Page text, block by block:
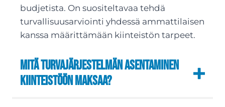
budjetista. On suositeltavaa tehdä
turvallisuusarviointi yhdessä ammattilaisen
kanssa määrittämään kiinteistön tarpeet.
Mitä turvajärjestelmän asentaminen
kiinteistöön maksaa?